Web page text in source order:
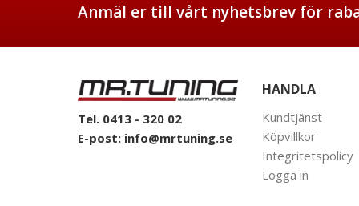
Anmäl er till vårt nyhetsbrev för
Tel. 0413 - 320 02
E-post: info@mrtuning.se
HANDLA
Kundtjänst
Köpvillkor
Integritetspolicy
Logga in